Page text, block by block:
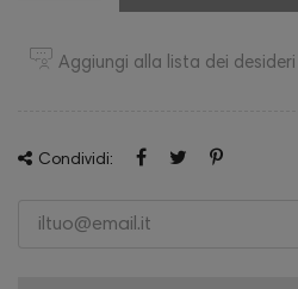
Aggiungi alla lista dei desideri
Condividi: